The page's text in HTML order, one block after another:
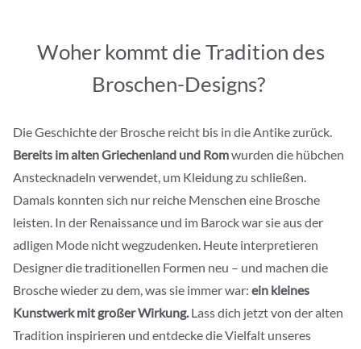
Woher kommt die Tradition des
Broschen-Designs?
Die Geschichte der Brosche reicht bis in die Antike zurück.
Bereits im alten Griechenland und Romwurden die hübchen
Anstecknadeln verwendet, um Kleidung zu schließen.
Damals konnten sich nur reiche Menschen eine Brosche
leisten. In der Renaissance und im Barock war sie aus der
adligen Mode nicht wegzudenken. Heute interpretieren
Designer die traditionellen Formen neu – und machen die
Brosche wieder zu dem, was sie immer war: ein kleines
Kunstwerk mit großer Wirkung.Lass dich jetzt von der alten
Tradition inspirieren und entdecke die Vielfalt unseres